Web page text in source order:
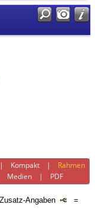
Kompakt | Rahmen
Medien | PDF
Angaben
=